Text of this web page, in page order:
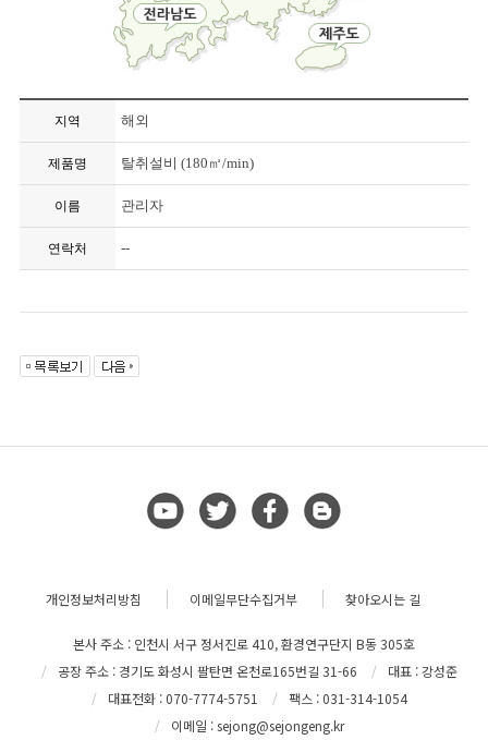
지역 해외
제품명 탈취설비 (180㎥/min)
이름 관리자
연락처 --
개인정보처리방침 이메일무단수집거부 찾아오시는 길
본사 주소 : 인천시 서구 정서진로 410, 환경연구단지 B동 305호
공장 주소 : 경기도 화성시 팔탄면 온천로165번길 31-66
대표 : 강성준
대표전화 : 070-7774-5751
팩스 : 031-314-1054
이메일 : sejong@sejongeng.kr